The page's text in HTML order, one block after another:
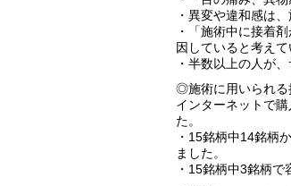
・異変や違和感は
・「施術中に接着
因していると考えて
・半数以上の人が
◎施術に用いられる
インターネットで
た。
・15銘柄中14銘柄
ました。
・15銘柄中3銘柄